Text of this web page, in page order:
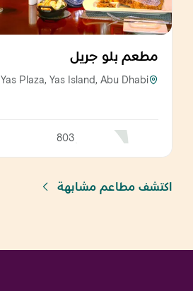
مطعم بلو جريل
Yas Plaza, Yas Island, Abu Dhabi
803
اكتشف مطاعم مشابهة